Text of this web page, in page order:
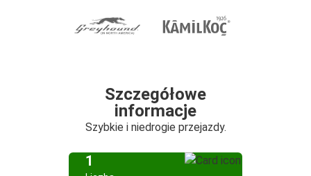
Szczegółowe
informacje
Szybkie i niedrogie przejazdy.
1